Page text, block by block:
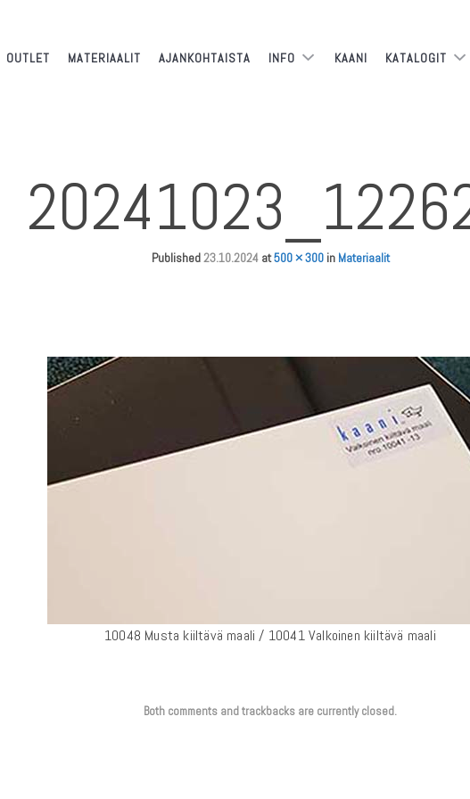
OUTLET MATERIAALIT AJANKOHTAISTA INFO KAANI KATALOGIT
Published23.10.2024at500 × 300in Materiaalit
10048 Musta kiiltävä maali / 10041 Valkoinen kiiltävä maali
Both comments and trackbacks are currently closed.